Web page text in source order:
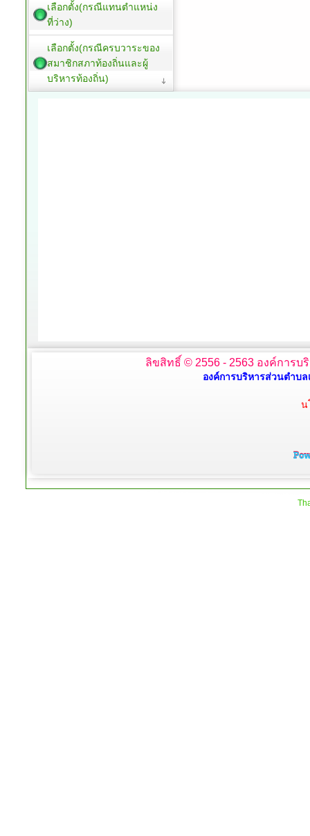
เลือกตั้ง(กรณีแทนตำแหน่ง
ที่ว่าง)
เลือกตั้ง(กรณีครบวาระของ
สมาชิกสภาท้องถิ่นและผู้
บริหารท้องถิ่น)
ลิขสิทธิ์ © 2556 - 2563 องค์การบ
องค์การบริหารส่วนตำบล
น